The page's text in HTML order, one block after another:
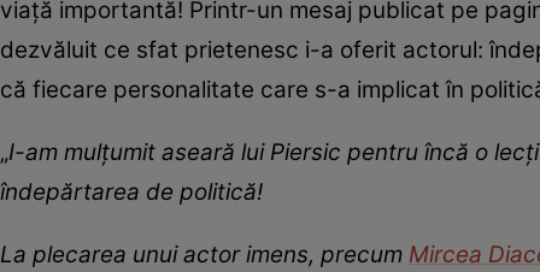
viață importantă! Printr-un mesaj publicat pe
dezvăluit ce sfat prietenesc i-a oferit actorul:
că fiecare personalitate care s-a implicat în
„I-am mulțumit aseară lui Piersic pentru încă o
îndepărtarea de politică!
La plecarea unui actor imens, precum Mircea